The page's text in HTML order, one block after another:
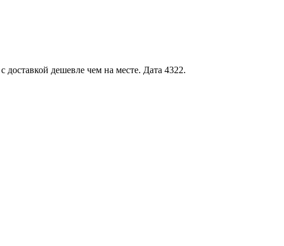
дешевле чем на месте. Дата 4322.